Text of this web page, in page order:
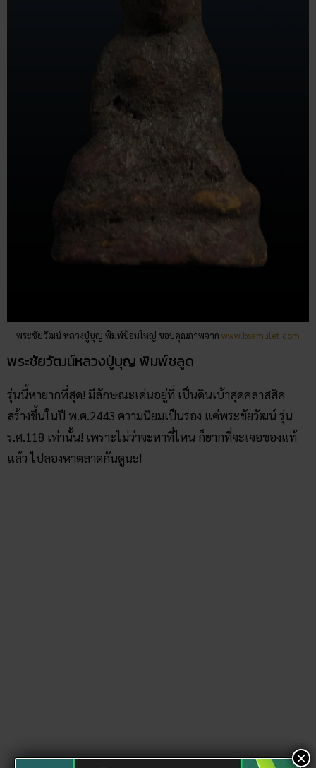
พระชัยวัฒน์ หลวงปู่บุญ พิมพ์ป้อมใหญ่ ขอบคุณภาพจาก www.bsamulet.com
พระชัยวัฒน์หลวงปู่บุญ พิมพ์ชลูด
รุ่นนี้หายากที่สุด! มีลักษณะเด่นอยู่ที่ เป็นดินเบ้าสุดคลาสสิค
สร้างขึ้นในปี พ.ศ.2443 ความนิยมเป็นรอง แค่พระชัยวัฒน์ รุ่น
ร.ศ.118 เท่านั้น! เพราะไม่ว่าจะหาที่ไหน ก็ยากที่จะเจอของแท้
แล้ว ไปลองหาตลาดกันดูนะ!
×